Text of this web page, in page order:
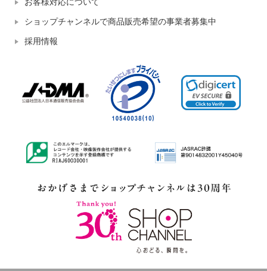
お客様対応について
ショップチャンネルで商品販売希望の事業者募集中
採用情報